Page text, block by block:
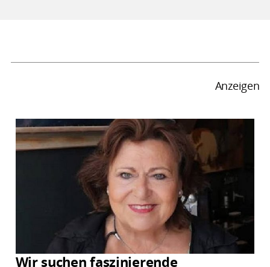
Anzeigen
Wir suchen faszinierende